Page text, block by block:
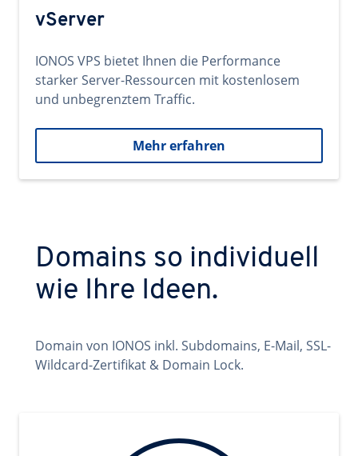
vServer
IONOS VPS bietet Ihnen die Performance
starker Server-Ressourcen mit kostenlosem
und unbegrenztem Traffic.
Mehr erfahren
Domains so individuell
wie Ihre Ideen.
Domain von IONOS inkl. Subdomains, E-Mail, SSL-
Wildcard-Zertifikat & Domain Lock.